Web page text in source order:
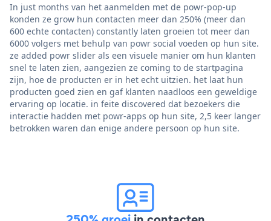
In just months van het aanmelden met de powr-pop-up
konden ze grow hun contacten meer dan 250% (meer dan
600 echte contacten) constantly laten groeien tot meer dan
6000 volgers met behulp van powr social voeden op hun site.
ze added powr slider als een visuele manier om hun klanten
snel te laten zien, aangezien ze coming to de startpagina
zijn, hoe de producten er in het echt uitzien. het laat hun
producten goed zien en gaf klanten naadloos een geweldige
ervaring op locatie. in feite discovered dat bezoekers die
interactie hadden met powr-apps op hun site, 2,5 keer langer
betrokken waren dan enige andere persoon op hun site.